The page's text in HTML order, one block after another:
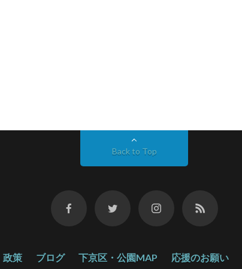
Back to Top
政策 ブログ 下京区・公園MAP 応援のお願い